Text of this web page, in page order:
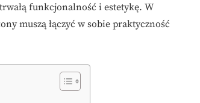
funkcjonalność i estetykę. W
muszą łączyć w sobie praktyczność